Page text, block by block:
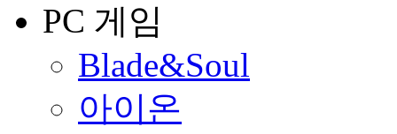
PC 게임
Blade&Soul
아이온